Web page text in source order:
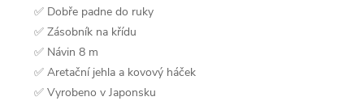
✅ Dobře padne do ruky
✅ Zásobník na křídu
✅ Návin 8 m
✅ Aretační jehla a kovový háček
✅ Vyrobeno v Japonsku